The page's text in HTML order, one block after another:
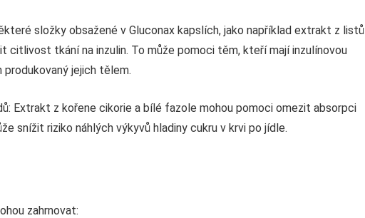
složky obsažené v Gluconax kapslích, jako například extrakt z listů
citlivost tkání na inzulin. To může pomoci těm, kteří mají inzulínovou
jejich tělem.
Extrakt z kořene cikorie a bílé fazole mohou pomoci omezit absorpci
snížit riziko náhlých výkyvů hladiny cukru v krvi po jídle.
zahrnovat: